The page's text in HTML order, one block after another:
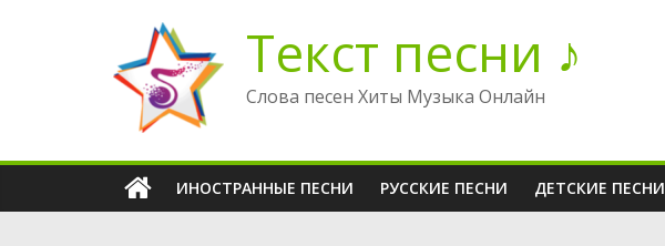
содержимому
Текст песни ♪
Слова песен Хиты Музыка Онлайн
ИНОСТРАННЫЕ ПЕСНИ РУССКИЕ ПЕСНИ ДЕТСКИЕ ПЕСНИ